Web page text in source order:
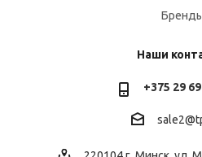
Наши
+375 29
sale2@